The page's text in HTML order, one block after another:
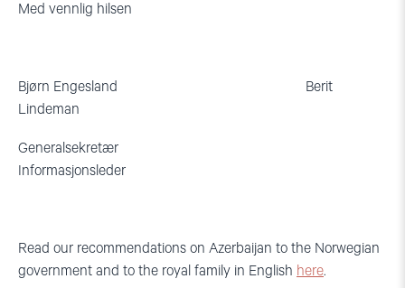
Med vennlig hilsen
Bjørn Engesland Berit
Lindeman
Generalsekretær
Informasjonsleder
Read our recommendations on Azerbaijan to the Norwegian
government and to the royal family in English here.